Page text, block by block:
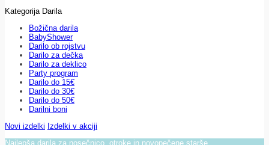
Kategorija Darila
Božična darila
BabyShower
Darilo ob rojstvu
Darilo za dečka
Darilo za deklico
Party program
Darilo do 15€
Darilo do 30€
Darilo do 50€
Darilni boni
Novi izdelki Izdelki v akciji
Najlepša darila za nosečnico, otroke in novopečene starše.